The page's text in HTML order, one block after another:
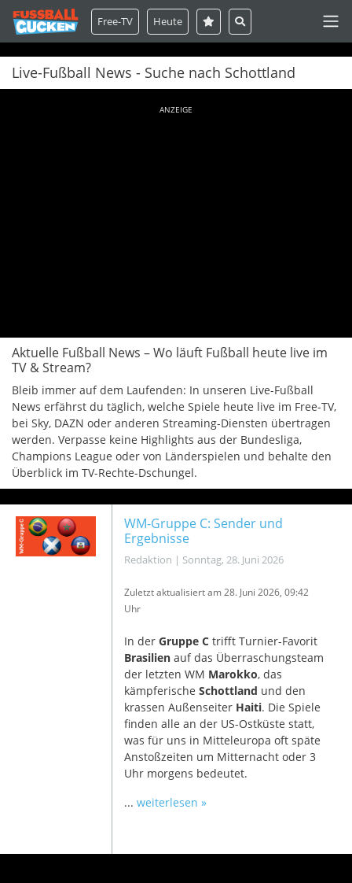
Free-TV Heute
Live-Fußball News - Suche nach Schottland
ANZEIGE
Aktuelle Fußball News – Wo läuft Fußball heute live im
TV & Stream?
Bleib immer auf dem Laufenden: In unseren Live-Fußball
News erfährst du täglich, welche Spiele heute live im Free-TV,
bei Sky, DAZN oder anderen Streaming-Diensten übertragen
werden. Verpasse keine Highlights aus der Bundesliga,
Champions League oder von Länderspielen und behalte den
Überblick im TV-Rechte-Dschungel.
WM-Gruppe C: Sender und
Ergebnisse
Redaktion | Sonntag, 28. Juni 2026
Zuletzt aktualisiert am 28. Juni 2026, 09:42
Uhr
In der Gruppe Ctrifft Turnier-Favorit
Brasilienauf das Überraschungsteam
der letzten WM Marokko, das
kämpferische Schottland und den
krassen Außenseiter Haiti. Die Spiele
finden alle an der US-Ostküste statt,
was für uns in Mitteleuropa oft späte
Anstoßzeiten um Mitternacht oder 3
Uhr morgens bedeutet.
... weiterlesen »